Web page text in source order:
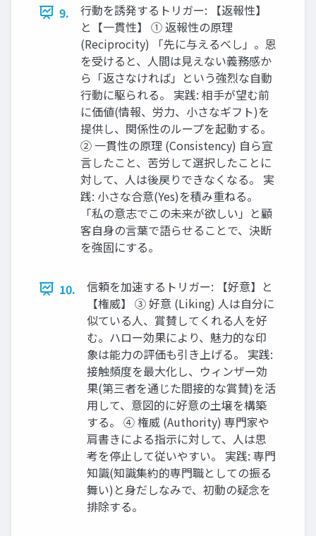
9.
行動を誘発するトリガー: 【返報性】
と【一貫性】 ① 返報性の原理
(Reciprocity) 「先に与えるべし」。恩
を受けると、人間は見えない義務感か
ら「返さなければ」という強烈な自動
行動に駆られる。 実践: 相手が望む前
に価値(情報、労力、小さなギフト)を
提供し、関係性のループを起動する。
② 一貫性の原理 (Consistency) 自ら宣
言したこと、苦労して選択したことに
対して、人は後戻りできなくなる。 実
践: 小さな合意(Yes)を積み重ねる。
「私の意志でこの未来が欲しい」と顧
客自身の言葉で語らせることで、決断
を強固にする。
10.
信頼を加速するトリガー: 【好意】と
【権威】 ③ 好意 (Liking) 人は自分に
似ている人、賞賛してくれる人を好
む。ハロー効果により、魅力的な印
象は能力の評価も引き上げる。 実践:
接触頻度を最大化し、ウィンザー効
果(第三者を通じた間接的な賞賛)を活
用して、意図的に好意の土壌を構築
する。 ④ 権威 (Authority) 専門家や
肩書きによる指示に対して、人は思
考を停止して従いやすい。 実践: 専門
知識(知識集約的専門職としての振る
舞い)と身だしなみで、初動の疑念を
排除する。